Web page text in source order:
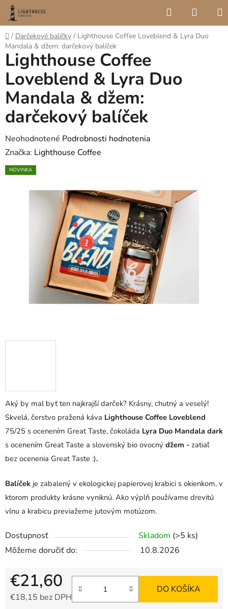
Prejsť
obsah
Hľadať
KOŠÍK
Domov
/ Darčekové balíčky / Lighthouse Coffee Loveblend & Lyra Duo
Mandala & džem: darčekový balíček
Aký by mal byť ten najkrajší darček? Krásny, chutný a veselý!
Skvelá, čerstvo pražená káva Lighthouse Coffee Loveblend
75/25 s ocenením Great Taste, čokoláda Lyra Duo Mandala dark
s ocenením Great Taste a slovenský bio ovocný džem - zatiaľ
bez ocenenia Great Taste :).
Balíček je zabalený v ekologickej papierovej krabici s okienkom, v
ktorom produkty krásne vyniknú. Ako výplň používame drevitú
vlnu a krabicu previažeme jutovým motúzom.
Dostupnosť Skladom (>5 ks)
Môžeme doručiť do:
10.8.2026
€21,60
€18,15 bez DPH
DO KOŠÍKA
Lighthouse Coffee
Loveblend & Lyra Duo
Mandala & džem:
darčekový balíček
Priemerné
hodnotenie
produktu
Neohodnotené Podrobnosti hodnotenia
Značka: Lighthouse Coffee
NOVINKA